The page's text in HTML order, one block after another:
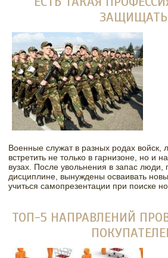
ЗАЩИЩАТЬ
Военные служат в разных родах
встретить не только в гарнизоне, но и
вузах. После увольнения в запас люди,
дисциплине, вынуждены осваивать
учиться самопрезентации при поиске
ТОП-5 НАПРАВЛЕНИЙ